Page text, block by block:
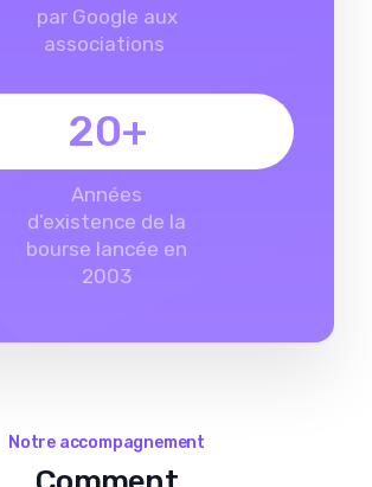
par Google aux
associations
20+
Années
d’existence de la
bourse lancée en
2003
Notre accompagnement